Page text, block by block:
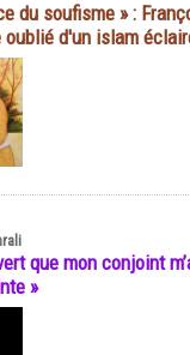
du soufisme » :
d'un islam
que mon conjoint
»